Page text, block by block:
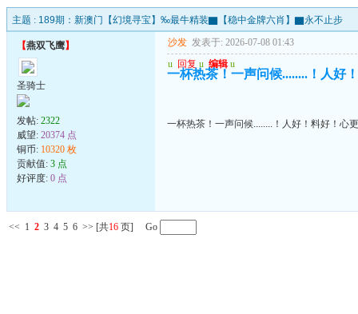
主题 : 189期：新澳门【幻境寻宝】‰最牛精装▇【稳中金牌六肖】▇永不止步
【燕双飞鹰】
圣骑士
发帖: 2322
威望: 20374 点
铜币: 10320 枚
贡献值: 3 点
好评度: 0 点
沙发 发表于: 2026-07-08 01:43
u 回复 u 编辑 u
一杯热茶！一声问候........！人好
一杯热茶！一声问候........！人好！料好！心
<< 1 2 3 4 5 6 >> [共16 页] Go